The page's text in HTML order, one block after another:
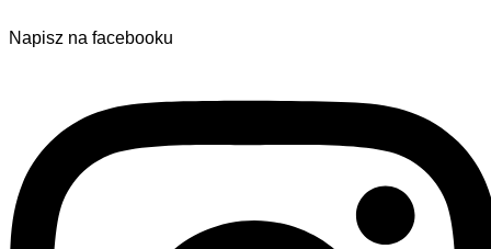
Napisz na facebooku